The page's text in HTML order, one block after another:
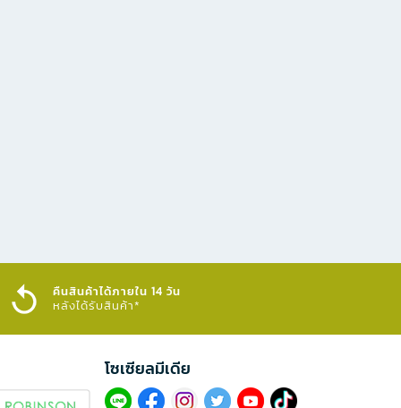
คืนสินค้าได้ภายใน 14 วัน
หลังได้รับสินค้า*
โซเซียลมีเดีย​